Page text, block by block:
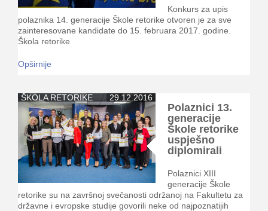
Konkurs za upis
polaznika 14. generacije Škole retorike otvoren je za sve
zainteresovane kandidate do 15. februara 2017. godine.
Škola retorike
Opširnije
ŠKOLA RETORIKE 29.12.2016
Polaznici 13.
generacije
Škole retorike
uspješno
diplomirali
Polaznici XIII
generacije Škole
retorike su na završnoj svečanosti održanoj na Fakultetu za
državne i evropske studije govorili neke od najpoznatijih